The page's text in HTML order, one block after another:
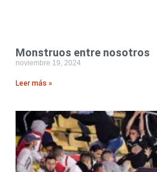
Monstruos entre nosotros
noviembre 19, 2024
Leer más »